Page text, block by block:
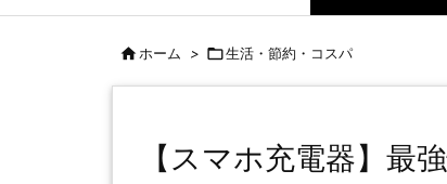
ホーム > 生活・節約・コスパ
【スマホ充電器】最